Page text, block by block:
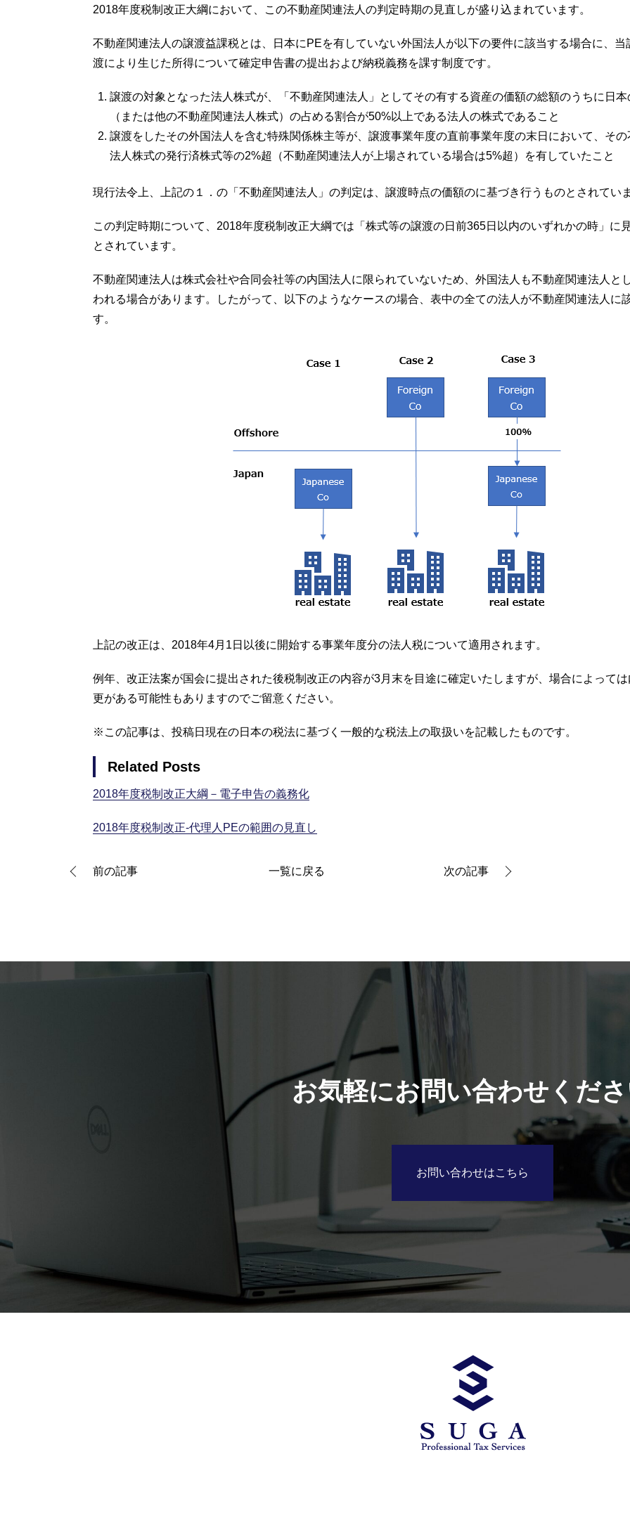
2018年度税制改正大綱において、この不動産関連法人の判定時期の見直しが盛り込まれています。
不動産関連法人の譲渡益課税とは、日本にPEを有していない外国法人が以下の要件に該当する場合に、当
渡により生じた所得について確定申告書の提出および納税義務を課す制度です。
譲渡の対象となった法人株式が、「不動産関連法人」としてその有する資産の価額の総額のうちに日本
（または他の不動産関連法人株式）の占める割合が50%以上である法人の株式であること
譲渡をしたその外国法人を含む特殊関係株主等が、譲渡事業年度の直前事業年度の末日において、そ
法人株式の発行済株式等の2%超（不動産関連法人が上場されている場合は5%超）を有していたこと
現行法令上、上記の１．の「不動産関連法人」の判定は、譲渡時点の価額のに基づき行うものとされてい
この判定時期について、2018年度税制改正大綱では「株式等の譲渡の日前365日以内のいずれかの時」に
とされています。
不動産関連法人は株式会社や合同会社等の内国法人に限られていないため、外国法人も不動産関連法人と
われる場合があります。したがって、以下のようなケースの場合、表中の全ての法人が不動産関連法人に
す。
上記の改正は、2018年4月1日以後に開始する事業年度分の法人税について適用されます。
例年、改正法案が国会に提出された後税制改正の内容が3月末を目途に確定いたしますが、場合によって
更がある可能性もありますのでご留意ください。
※この記事は、投稿日現在の日本の税法に基づく一般的な税法上の取扱いを記載したものです。
Related Posts
2018年度税制改正大綱－電子申告の義務化
2018年度税制改正-代理人PEの範囲の見直し
前の記事 一覧に戻る 次の記事
お気軽にお問い合わせくだ
お問い合わせはこちら